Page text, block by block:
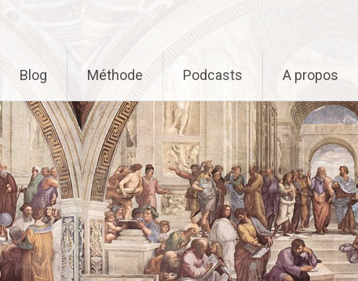
Blog Méthode Podcasts A propos